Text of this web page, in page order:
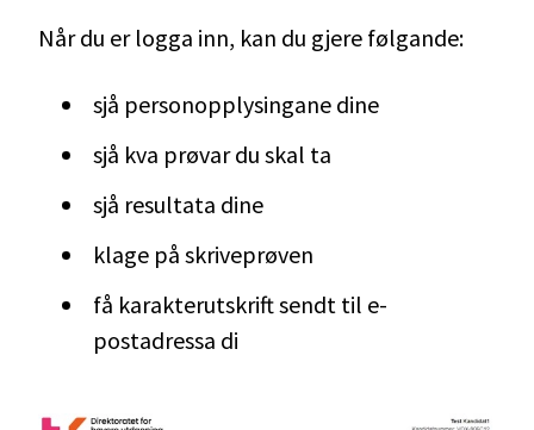
Når du er logga inn, kan du gjere følgande:
sjå personopplysingane dine
sjå kva prøvar du skal ta
sjå resultata dine
klage på skriveprøven
få karakterutskrift sendt til e-
postadressa di